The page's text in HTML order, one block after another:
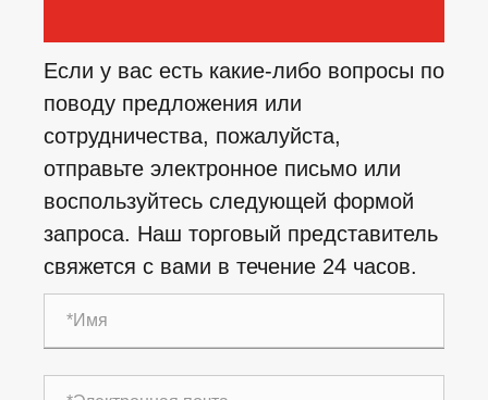
Если у вас есть какие-либо вопросы по
поводу предложения или
сотрудничества, пожалуйста,
отправьте электронное письмо или
воспользуйтесь следующей формой
запроса. Наш торговый представитель
свяжется с вами в течение 24 часов.